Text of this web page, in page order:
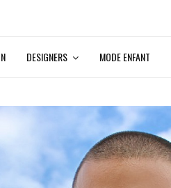
DESIGNERS MODE ENFANT